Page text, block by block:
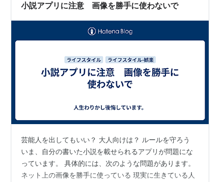
小説アプリに注意 画像を勝手に使わないで
芸能人を出してもいい？ 大人向けは？ ルールを守ろう
いま、自分の書いた小説を載せられるアプリが問題にな
っています。 具体的には、次のような問題があります。
ネット上の画像を勝手に使っている 現実に生きている人